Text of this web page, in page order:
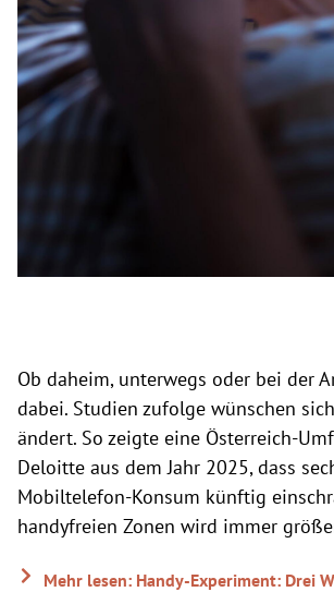
Untermenü
Untermenü
Untermenü
Untermenü
Untermenü
Untermenü
Ob daheim, unterwegs oder bei der
dabei. Studien zufolge wünschen
ändert. So zeigte eine Österreich-
Deloitte aus dem Jahr 2025, dass
Mobiltelefon-Konsum künftig
handyfreien Zonen wird immer
Mehr lesen: Handy-Experiment: Drei